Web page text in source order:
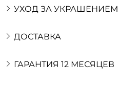
УХОД ЗА УКРАШЕНИЕМ
ДОСТАВКА
ГАРАНТИЯ 12 МЕСЯЦЕВ